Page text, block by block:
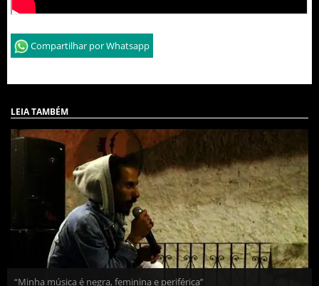
Compartilhar por Whatsapp
LEIA TAMBÉM
“Minha música é negra, feminina e periférica”